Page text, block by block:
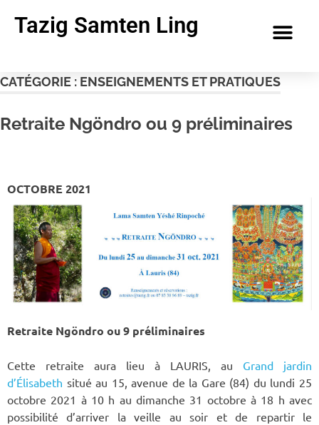
Tazig Samten Ling
CATÉGORIE : ENSEIGNEMENTS ET PRATIQUES
Retraite Ngöndro ou 9 préliminaires
OCTOBRE 2021
Retraite Ngöndro ou 9 préliminaires
Cette retraite aura lieu à LAURIS, au Grand jardin
d’Élisabeth situé au 15, avenue de la Gare (84) du lundi 25
octobre 2021 à 10 h au dimanche 31 octobre à 18 h avec
possibilité d’arriver la veille au soir et de repartir le